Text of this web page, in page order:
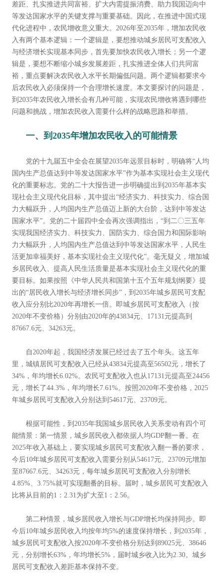
差距、扎实推进共同富裕、扩大内需提振消费、助力我国迈向中
等发达国家水平的关键支撑与重要基础。因此，在推进中国式现
代化进程中，农民增收意义重大。2026年至2035年，增加农民收
入有两个基本逻辑：一个逻辑是，要想推动城乡居民可支配收入
与经济增长实现基本同步，首先要加快农民收入增长；另一个逻
辑是，要想不断缩小城乡发展差距，扎实推进全体人们共同富
裕，重点要解决农民收入水平长期偏低问题。两个逻辑都要求今
后农民收入必须保持一个合理增长速度。本文要探讨的问题是，
到2035年农民收入增长会有几种可能，实现农民增收将遇到哪些
问题和挑战，增加农民收入需要什么样的战略思路和举措。
一、到2035年增加农民收入的可能情景
党的十九届五中全会在展望2035年远景目标时，明确将“人均
国内生产总值达到中等发达国家水平”作为基本实现社会主义现代
化的重要标志。党的二十大报告进一步明确提出到2035年基本实
现社会主义现代化目标，其中提出“经济实力、科技实力、综合国
力大幅跃升，人均国内生产总值迈上新的大台阶，达到中等发达
国家水平”。党的二十届四中全会再次强调指出，“到二〇三五年
实现我国经济实力、科技实力、国防实力、综合国力和国际影响
力大幅跃升，人均国内生产总值达到中等发达国家水平，人民生
活更加幸福美好，基本实现社会主义现代化”。毫无疑义，增加城
乡居民收入、提高人民生活质量是基本实现社会主义现代化的重
要目标。如果按照《中华人民共和国第十五个五年规划纲要》提
出的“居民收入增长与经济增长同步”，到2035年城乡居民可支配
收入应分别比2020年再增长一倍。即城乡居民可支配收入（按
2020年不变价格）分别由2020年的43834元、17131元提高到
87667.6元、34263元。
自2020年起，我国经济发展已经过去了五个年头。这五年
里，城镇居民可支配收入已经从43834元提高至56502元，增长了
34%，年均增长6.02%。农民可支配收入也从17131元提高至24456
元，增长了44.3%，年均增长7.61%。按照2020年不变价格，2025
年城乡居民可支配收入分别达到54617元、23709元。
根据可能性，到2035年我国城乡居民收入关系变动有四个可
能情景：第一情景，城乡居民收入都依据人均GDP翻一番。在
2025年收入基础上，要实现城乡居民可支配收入翻一番的要求，
今后10年城乡居民可支配收入需要分别从54617元、23709元增加
至87667.6元、34263元，每年城乡居民可支配收入分别增长
4.85%、3.75%就可实现翻番的目标。届时，城乡居民可支配收入
比将从目前的1：2.31为扩大至1：2.56。
第二种情景，城乡居民收入增长与GDP增长均保持同步。 即
今后10年城乡居民收入均按年均5%的速度保持增长，到2035年，
城乡居民可支配收入按2020年不变价格分别达到89025元、38646
元，分别增长63%，年均增长5%，届时城乡收入比为2.30。城乡
居民可支配收入差距基本保持不变。